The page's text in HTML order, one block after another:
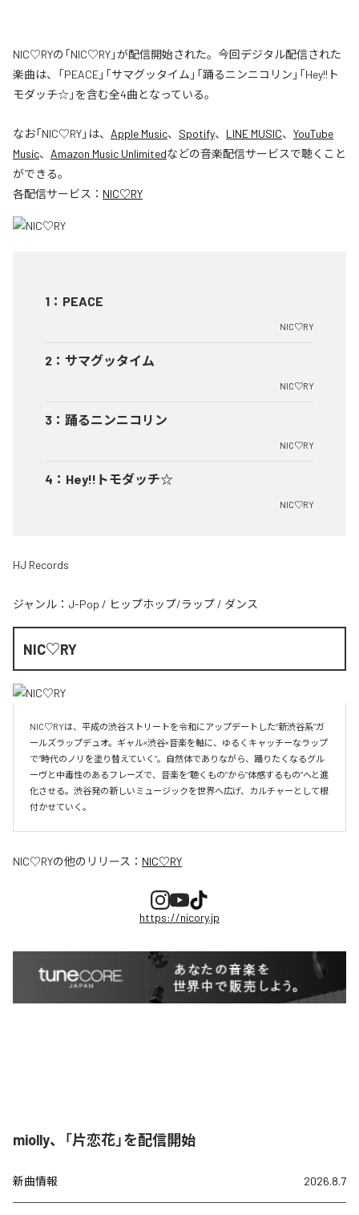
NIC♡RYの「NIC♡RY」が配信開始された。今回デジタル配信された
楽曲は、「PEACE」「サマグッタイム」「踊るニンニコリン」「Hey!!ト
モダッチ☆」を含む全4曲となっている。
なお「NIC♡RY」は、 Apple Music、 Spotify、 LINE MUSIC、 YouTube
Music、 Amazon Music Unlimitedなどの音楽配信サービスで聴くこと
ができる。
各配信サービス： NIC♡RY
1 ： PEACE
NIC♡RY
2 ： サマグッタイム
NIC♡RY
3 ： 踊るニンニコリン
NIC♡RY
4 ： Hey!!トモダッチ☆
NIC♡RY
HJ Records
ジャンル： J-Pop / ヒップホップ/ラップ / ダンス
NIC♡RY
NIC♡RYは、平成の渋谷ストリートを令和にアップデートした“新渋谷系”ガ
ールズラップデュオ。ギャル×渋谷×音楽を軸に、ゆるくキャッチーなラップ
で“時代のノリを塗り替えていく”。自然体でありながら、踊りたくなるグル
ーヴと中毒性のあるフレーズで、音楽を“聴くもの”から“体感するもの”へと進
化させる。渋谷発の新しいミュージックを世界へ広げ、カルチャーとして根
付かせていく。
NIC♡RYの他のリリース： NIC♡RY
https://nicory.jp
miolly、「片恋花」を配信開始
新曲情報 2026.8.7